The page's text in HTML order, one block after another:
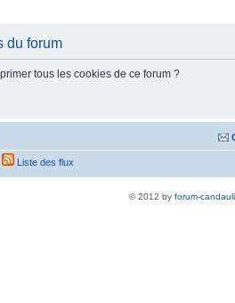
du forum
tous les cookies de ce forum ?
Liste des flux
© 2012 by forum-